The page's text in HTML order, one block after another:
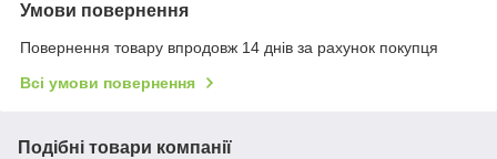
Умови повернення
Повернення товару впродовж 14 днів за рахунок покупця
Всі умови повернення
Подібні товари компанії